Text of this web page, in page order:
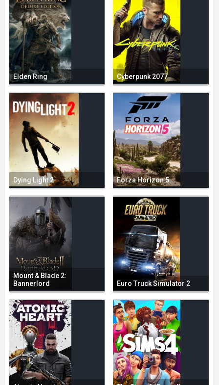
Elden Ring Cyberpunk 2077
Dying Light 2 Forza Horizon 5
Mount & Blade 2:
Bannerlord
Euro Truck Simulator 2